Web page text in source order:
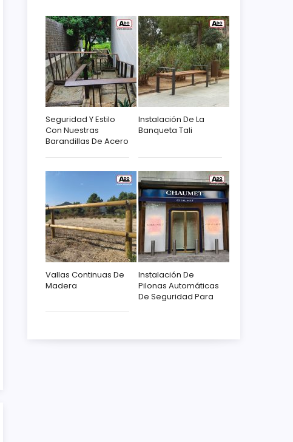
Seguridad Y Estilo
Con Nuestras
Barandillas De Acero
Instalación De La
Banqueta Tali
Vallas Continuas De
Madera
Instalación De
Pilonas Automáticas
De Seguridad Para